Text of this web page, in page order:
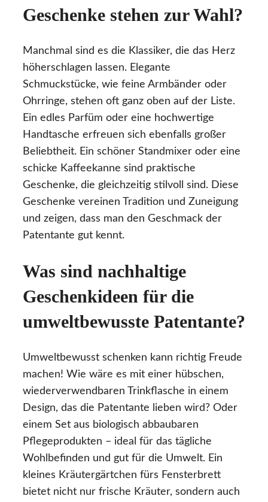
Geschenke stehen zur Wahl?
Manchmal sind es die Klassiker, die das Herz
höherschlagen lassen. Elegante
Schmuckstücke, wie feine Armbänder oder
Ohrringe, stehen oft ganz oben auf der Liste.
Ein edles Parfüm oder eine hochwertige
Handtasche erfreuen sich ebenfalls großer
Beliebtheit. Ein schöner Standmixer oder eine
schicke Kaffeekanne sind praktische
Geschenke, die gleichzeitig stilvoll sind. Diese
Geschenke vereinen Tradition und Zuneigung
und zeigen, dass man den Geschmack der
Patentante gut kennt.
Was sind nachhaltige
Geschenkideen für die
umweltbewusste Patentante?
Umweltbewusst schenken kann richtig Freude
machen! Wie wäre es mit einer hübschen,
wiederverwendbaren Trinkflasche in einem
Design, das die Patentante lieben wird? Oder
einem Set aus biologisch abbaubaren
Pflegeprodukten – ideal für das tägliche
Wohlbefinden und gut für die Umwelt. Ein
kleines Kräutergärtchen fürs Fensterbrett
bietet nicht nur frische Kräuter, sondern auch